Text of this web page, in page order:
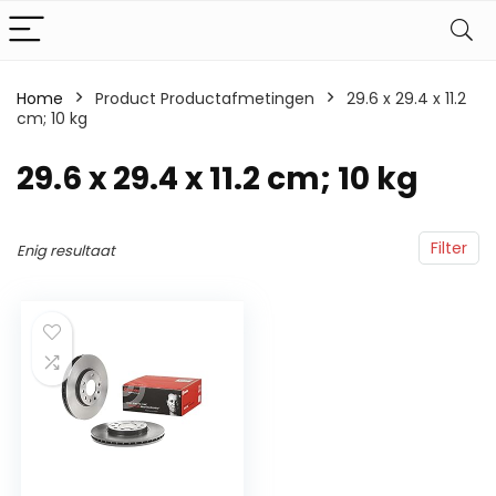
Home Product Productafmetingen
‎29.6 x 29.4 x 11.2
cm; 10 kg
‎29.6 x 29.4 x 11.2 cm; 10 kg
Filter
Enig resultaat